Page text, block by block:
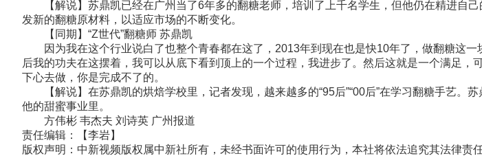
【解说】苏鼎凯已经在广州当了6年多的翻糖老师，培训了上千名学生，但他仍在精进自
发新的翻糖原材料，以适应市场的不断变化。
【同期】“Z世代”翻糖师 苏鼎凯
因为我在这个行业说白了也整个青春都在这了，2013年到现在也是快10年了，做翻糖这一
后我的功夫在这摆着，我可以从底下看到顶上的一个过程，我进步了。然后这就是一个满足
下心去做，你是完成不了的。
【解说】在苏鼎凯的烘焙学校里，记者发现，越来越多的“95后”“00后”在学习翻糖手艺。
他的甜蜜事业里。
方伟彬 韦杰夫 刘诗英 广州报道
责任编辑：【李岩】
版权声明：中新视频版权属中新社所有，未经书面许可的使用行为，本社将依法追究其法律责任